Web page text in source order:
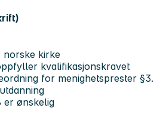
norske kirke
kvalifikasjonskravet
for menighetsprester §3.
er ønskelig